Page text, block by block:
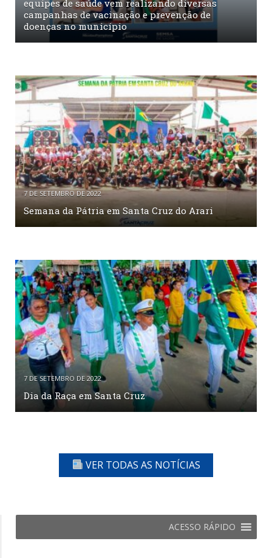
equipes de saúde vem realizando diversas
campanhas de vacinação e prevenção de
doenças no município
7 DE SETEMBRO DE 2022
Semana da Pátria em Santa Cruz do Arari
7 DE SETEMBRO DE 2022
Dia da Raça em Santa Cruz
VER TODAS AS NOTÍCIAS
ACESSO RÁPIDO